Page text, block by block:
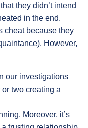
they didn’t intend
in the end.
cheat because they
However,
our investigations
two creating a
Moreover, it’s